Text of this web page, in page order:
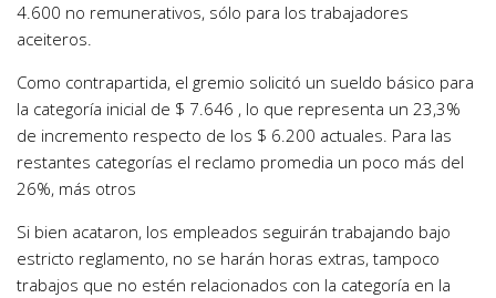
4.600 no remunerativos, sólo para los trabajadores
aceiteros.
Como contrapartida, el gremio solicitó un sueldo básico para
la categoría inicial de $ 7.646 , lo que representa un 23,3%
de incremento respecto de los $ 6.200 actuales. Para las
restantes categorías el reclamo promedia un poco más del
26%, más otros
Si bien acataron, los empleados seguirán trabajando bajo
estricto reglamento, no se harán horas extras, tampoco
trabajos que no estén relacionados con la categoría en la